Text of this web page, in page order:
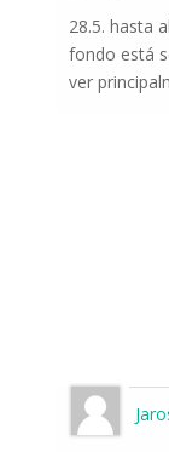
28.5. hasta
fondo está
ver